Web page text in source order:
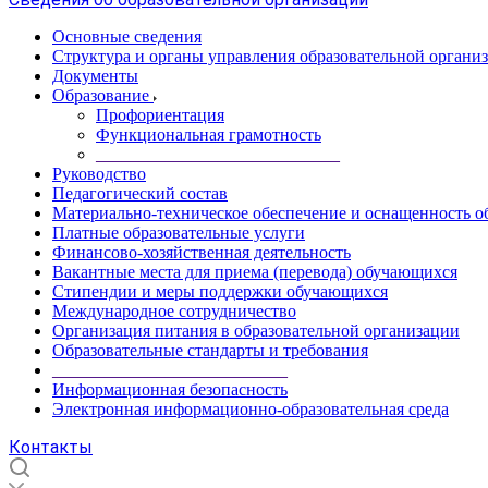
Основные сведения
Структура и органы управления образовательной
Документы
Образование
Профориентация
Функциональная грамотность
Руководство
Педагогический состав
Материально-техническое обеспечение и оснащенность
Платные образовательные услуги
Финансово-хозяйственная деятельность
Вакантные места для приема (перевода) обучающихся
Стипендии и меры поддержки обучающихся
Международное сотрудничество
Организация питания в образовательной организации
Образовательные стандарты и требования
Информационная безопасность
Электронная информационно-образовательная среда
Контакты